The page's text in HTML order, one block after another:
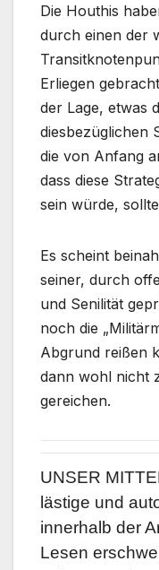
Die Houthis
durch einen der
Erliegen
der Lage, etwas
diesbezüglichen
die von Anfang
dass diese
sein würde,
Es scheint
seiner, durch
und Senilität
noch die
Abgrund reißen
dann wohl nicht
gereichen.
UNSER
lästige und
innerhalb der
Lesen